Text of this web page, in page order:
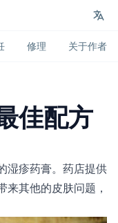
修理 关于作者
佳配方
湿疹药膏。药店提供
其他的皮肤问题，